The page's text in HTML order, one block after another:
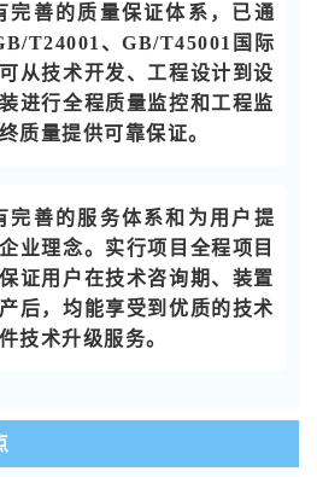
完善的质量保证体系，已通
T24001、GB/T45001国际
从技术开发、工程设计到设
进行全程质量监控和工程监
质量提供可靠保证。
完善的服务体系和为用户提
业理念。实行项目全程项目
证用户在技术咨询期、装置
后，均能享受到优质的技术
技术升级服务。